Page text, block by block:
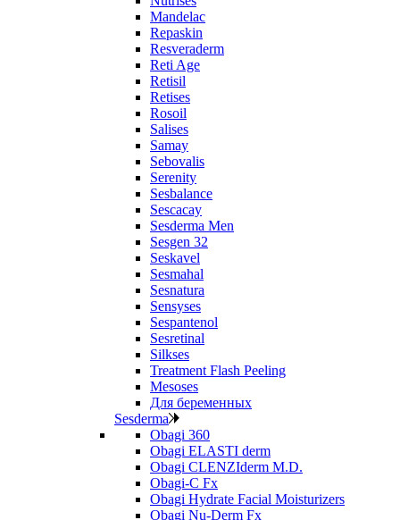
Mandelac
Repaskin
Resveraderm
Reti Age
Retisil
Retises
Rosoil
Salises
Samay
Sebovalis
Serenity
Sesbalance
Sescacay
Sesderma Men
Sesgen 32
Seskavel
Sesmahal
Sesnatura
Sensyses
Sespantenol
Sesretinal
Silkses
Treatment Flash Peeling
Mesoses
Для беременных
Sesderma
Obagi 360
Obagi ELASTI derm
Obagi CLENZIderm M.D.
Obagi-C Fx
Obagi Hydrate Facial Moisturizers
Obagi Nu-Derm Fx